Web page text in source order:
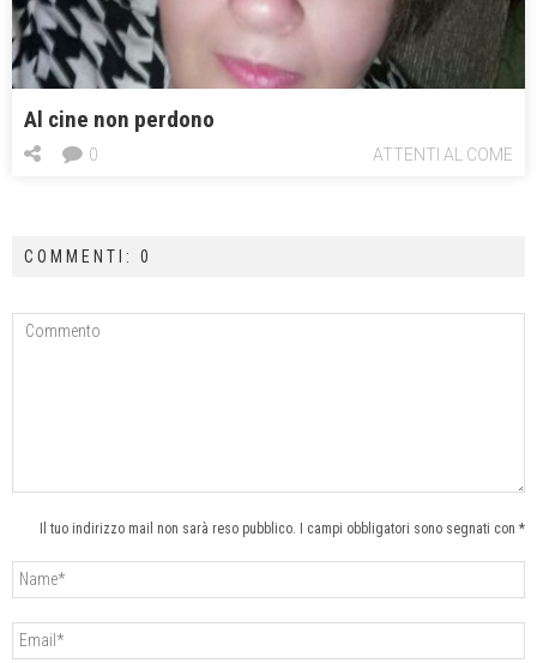
Al cine non perdono
ATTENTI AL COME
0
COMMENTI: 0
Il tuo indirizzo mail non sarà reso pubblico. I campi obbligatori sono segnati con *